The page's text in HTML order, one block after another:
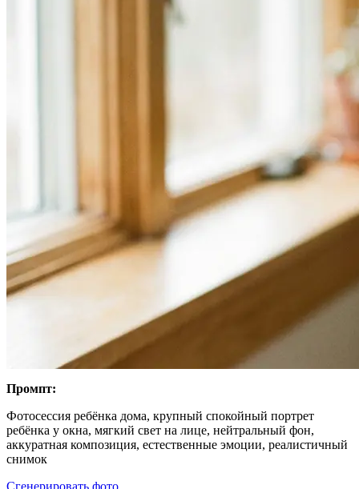
Промпт:
Фотосессия ребёнка дома, крупный спокойный портрет
ребёнка у окна, мягкий свет на лице, нейтральный фон,
аккуратная композиция, естественные эмоции, реалистичный
снимок
Сгенерировать фото